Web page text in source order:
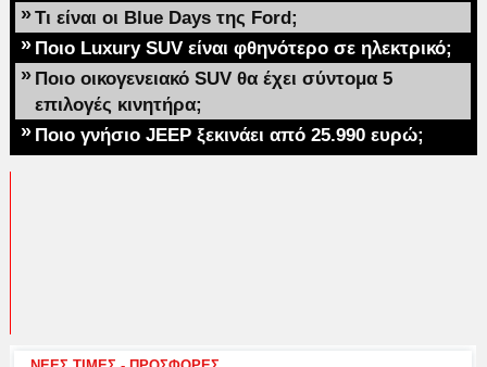
» Τι είναι οι Blue Days της Ford;
» Ποιο Luxury SUV είναι φθηνότερο σε ηλεκτρικό;
» Ποιο οικογενειακό SUV θα έχει σύντομα 5
επιλογές κινητήρα;
» Ποιο γνήσιο JEEP ξεκινάει από 25.990 ευρώ;